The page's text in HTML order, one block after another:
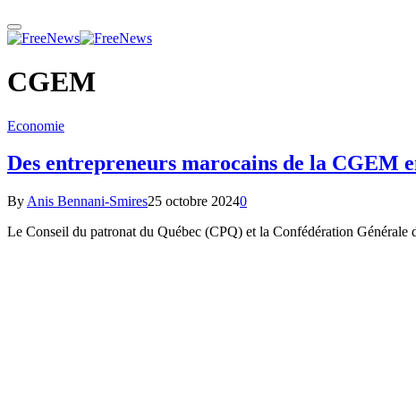
CGEM
Economie
Des entrepreneurs marocains de la CGEM
By Anis Bennani-Smires25 octobre 20240
Le Conseil du patronat du Québec (CPQ) et la Confédération